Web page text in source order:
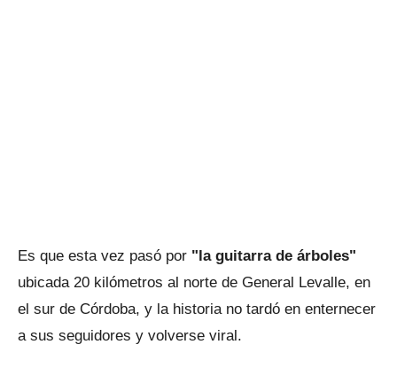
Es que esta vez pasó por "la guitarra de árboles"
ubicada 20 kilómetros al norte de General Levalle, en
el sur de Córdoba, y la historia no tardó en enternecer
a sus seguidores y volverse viral.